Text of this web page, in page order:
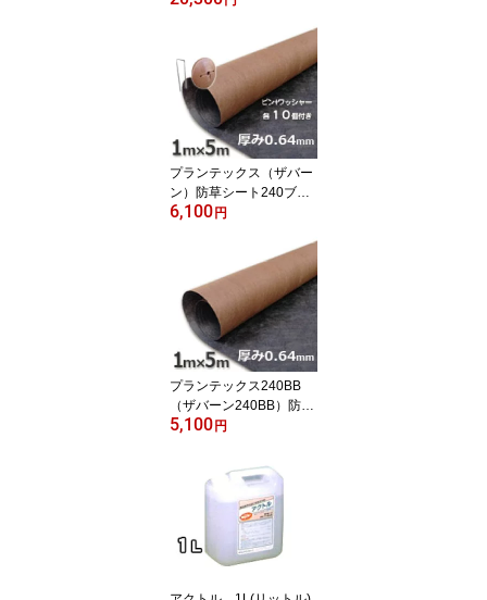
ャーが各50個ついたお買
い得セット
プランテックス（ザバー
ン）防草シート240ブラ
ック＆ブラウン（1m×5
ャーが各10個ついたお買
い得お試しセット
6,100円
プランテックス240BB
（ザバーン240BB）防草
シートブラック＆ブラウ
5,100円